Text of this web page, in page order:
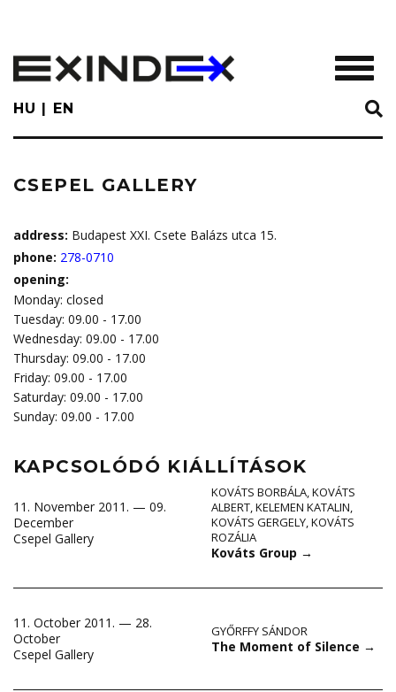
main
content
HU EN
CSEPEL GALLERY
address: Budapest XXI. Csete Balázs utca 15.
phone: 278-0710
opening:
Monday: closed
Tuesday: 09.00 - 17.00
Wednesday: 09.00 - 17.00
Thursday: 09.00 - 17.00
Friday: 09.00 - 17.00
Saturday: 09.00 - 17.00
Sunday: 09.00 - 17.00
KAPCSOLÓDÓ KIÁLLÍTÁSOK
11. November 2011. — 09.
December
Csepel Gallery
KOVÁTS BORBÁLA,KOVÁTS
ALBERT,KELEMEN KATALIN,
KOVÁTS GERGELY,KOVÁTS
ROZÁLIA
Kováts Group →
11. October 2011. — 28.
October
Csepel Gallery
GYŐRFFY SÁNDOR
The Moment of Silence →